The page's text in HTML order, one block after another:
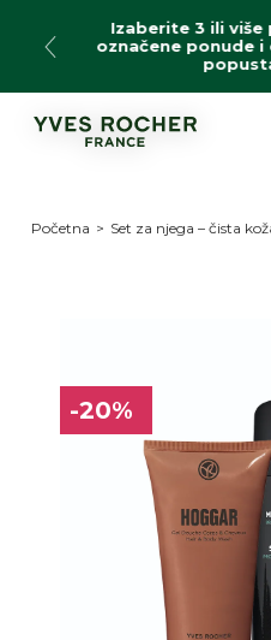
sadržaj
Izaberite 3 ili više
označene ponude i
Početna > Set za njega – čista
proizvodu
-20%